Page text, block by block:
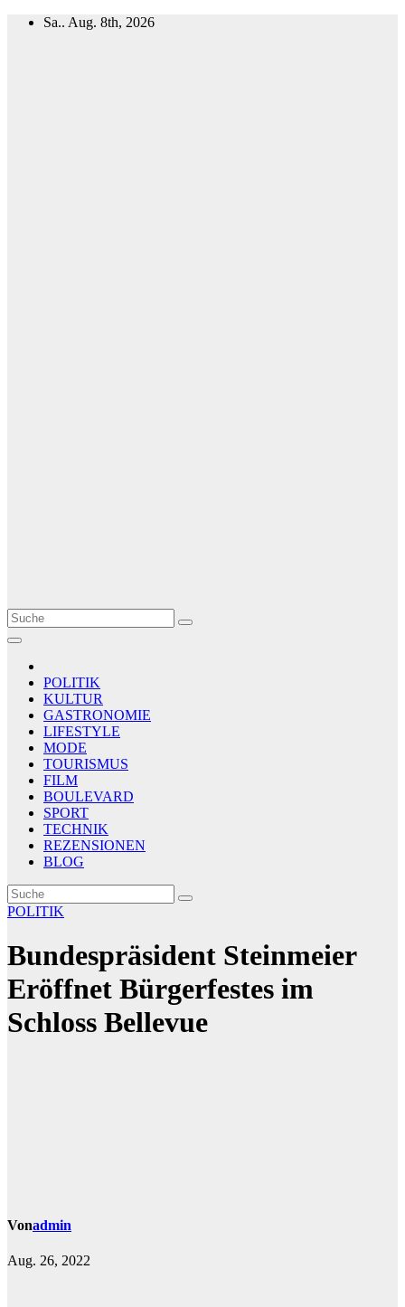
Zum
Sa.. Aug. 8th, 2026
Le Matin
AGENCE DE PRESSE
POLITIK
KULTUR
GASTRONOMIE
LIFESTYLE
MODE
TOURISMUS
FILM
BOULEVARD
SPORT
TECHNIK
REZENSIONEN
BLOG
POLITIK
Bundespräsident Steinmeier
Eröffnet Bürgerfestes im
Schloss Bellevue
Vonadmin
Aug. 26, 2022